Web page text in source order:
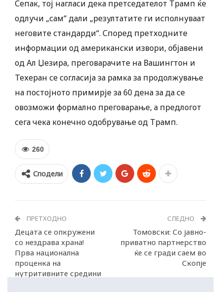
Сепак, тој нагласи дека претседателот Трамп ќе
одлучи „сам“ дали „резултатите ги исполнуваат
неговите стандарди“. Според претходните
информации од американски извори, објавени
од Ал Џезира, преговарачите на Вашингтон и
Техеран се согласија за рамка за продолжување
на постојното примирје за 60 дена за да се
овозможи формално преговарање, а предлогот
сега чека конечно одобрување од Трамп.
260
Сподели
ПРЕТХОДНО
Децата се опкружени
со нездрава храна!
Прва национална
проценка на
нутритивните средини
СЛЕДНО
Томовски: Со јавно-
приватно партнерство
ќе се гради саем во
Скопје